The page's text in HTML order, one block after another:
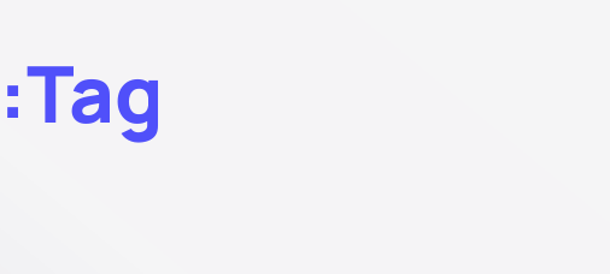
Tag: تانکر هوایی بنزین